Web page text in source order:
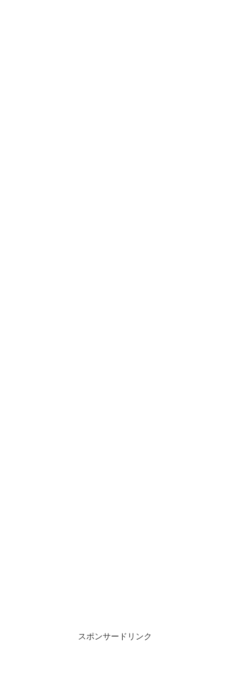
スポンサードリンク